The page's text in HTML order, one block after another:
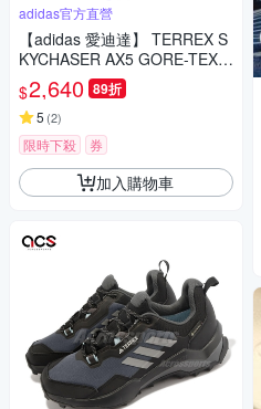
adidas官方直營
【adidas 愛迪達】 TERREX S
KYCHASER AX5 GORE-TEX
登山鞋 防潑水 女鞋 JQ2222
$2,640 89折
5 (2)
限時下殺 券
加入購物車